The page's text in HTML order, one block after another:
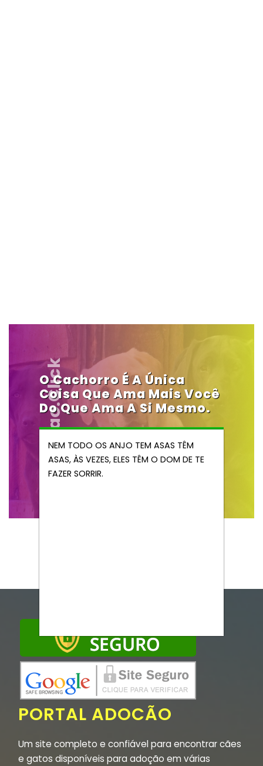
Vendocao.click
O Cachorro É A Única
Coisa Que Ama Mais Você
Do Que Ama A Si Mesmo.
NEM TODO OS ANJO TEM ASAS TÊM
ASAS, ÀS VEZES, ELES TÊM O DOM DE TE
FAZER SORRIR.
PORTAL ADOCÃO
Um site completo e confiável para encontrar cães
e gatos disponíveis para adoção em várias